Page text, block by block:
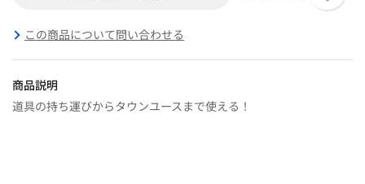
この商品について問い合わせる
商品説明
道具の持ち運びからタウンユースまで使える！